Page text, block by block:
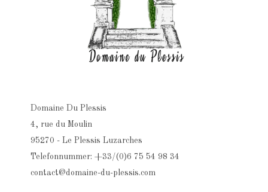
Domaine Du Plessis
4, rue du Moulin
95270 - Le Plessis Luzarches
Telefonnummer: +33/(0)6 75 54 98 34
contact@domaine-du-plessis.com